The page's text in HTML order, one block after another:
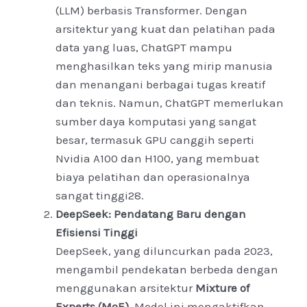
(LLM) berbasis Transformer. Dengan
arsitektur yang kuat dan pelatihan pada
data yang luas, ChatGPT mampu
menghasilkan teks yang mirip manusia
dan menangani berbagai tugas kreatif
dan teknis. Namun, ChatGPT memerlukan
sumber daya komputasi yang sangat
besar, termasuk GPU canggih seperti
Nvidia A100 dan H100, yang membuat
biaya pelatihan dan operasionalnya
sangat tinggi28.
DeepSeek: Pendatang Baru dengan
Efisiensi Tinggi
DeepSeek, yang diluncurkan pada 2023,
mengambil pendekatan berbeda dengan
menggunakan arsitektur Mixture of